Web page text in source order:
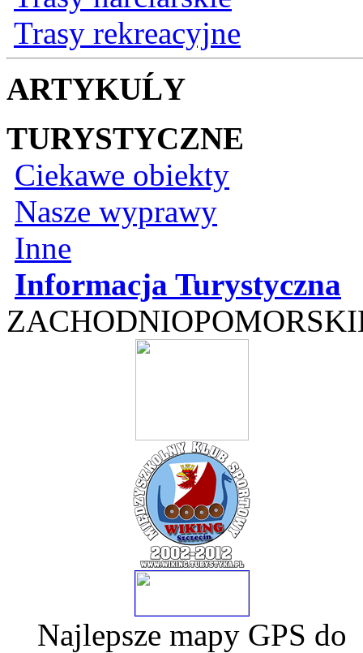
Trasy rekreacyjne
ARTYKUĹY
TURYSTYCZNE
Ciekawe obiekty
Nasze wyprawy
Inne
Informacja Turystyczna
Najlepsze mapy GPS do